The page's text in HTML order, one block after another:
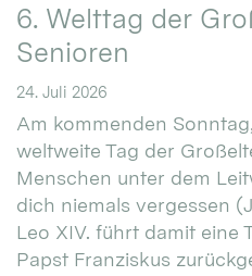
6. Welttag der
Senioren
24. Juli 2026
Am kommenden
weltweite Tag der
Menschen unter dem
dich niemals vergessen
Leo XIV. führt damit eine
Papst Franziskus